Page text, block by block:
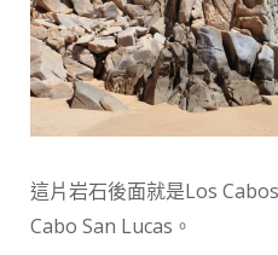
這片岩石後面就是Los
Cabo San Lucas。